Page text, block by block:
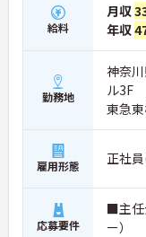
給料
月収
年収
勤務地
神奈
ル3F
東急
雇用形態 正社
応募要件
■主任
ー）